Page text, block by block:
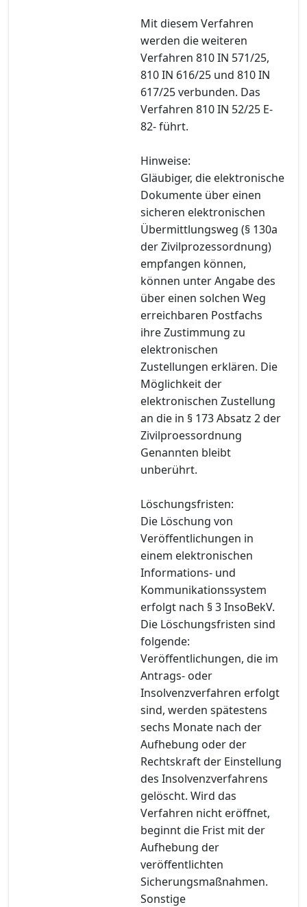
Mit diesem Verfahren
werden die weiteren
Verfahren 810 IN 571/25,
810 IN 616/25 und 810 IN
617/25 verbunden. Das
Verfahren 810 IN 52/25 E-
82- führt.
Hinweise:
Gläubiger, die elektronische
Dokumente über einen
sicheren elektronischen
Übermittlungsweg (§ 130a
der Zivilprozessordnung)
empfangen können,
können unter Angabe des
über einen solchen Weg
erreichbaren Postfachs
ihre Zustimmung zu
elektronischen
Zustellungen erklären. Die
Möglichkeit der
elektronischen Zustellung
an die in § 173 Absatz 2 der
Zivilproessordnung
Genannten bleibt
unberührt.
Löschungsfristen:
Die Löschung von
Veröffentlichungen in
einem elektronischen
Informations- und
Kommunikationssystem
erfolgt nach § 3 InsoBekV.
Die Löschungsfristen sind
folgende:
Veröffentlichungen, die im
Antrags- oder
Insolvenzverfahren erfolgt
sind, werden spätestens
sechs Monate nach der
Aufhebung oder der
Rechtskraft der Einstellung
des Insolvenzverfahrens
gelöscht. Wird das
Verfahren nicht eröffnet,
beginnt die Frist mit der
Aufhebung der
veröffentlichten
Sicherungsmaßnahmen.
Sonstige